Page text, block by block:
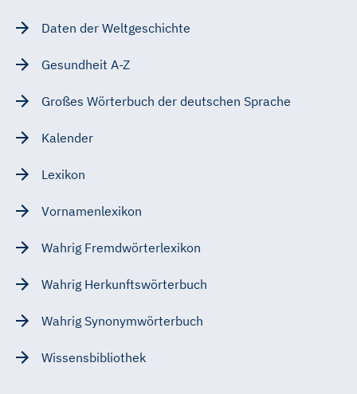
Daten der Weltgeschichte
Gesundheit A-Z
Großes Wörterbuch der deutschen Sprache
Kalender
Lexikon
Vornamenlexikon
Wahrig Fremdwörterlexikon
Wahrig Herkunftswörterbuch
Wahrig Synonymwörterbuch
Wissensbibliothek